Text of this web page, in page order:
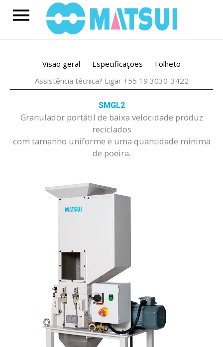
Main
Visão geral Especificações
Folheto
Assistência técnica? Ligar +55 19 3030-3422
SMGL2
Granulador portátil de baixa velocidade produz
reciclados
com tamanho uniforme e uma quantidade minima
de poeira.